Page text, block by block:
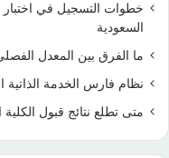
خطوات التسجيل في
السعودية
ما الفرق بين المعدل
نظام فارس الخدمة الذاتية
متى تطلع نتائج قبول الكلية